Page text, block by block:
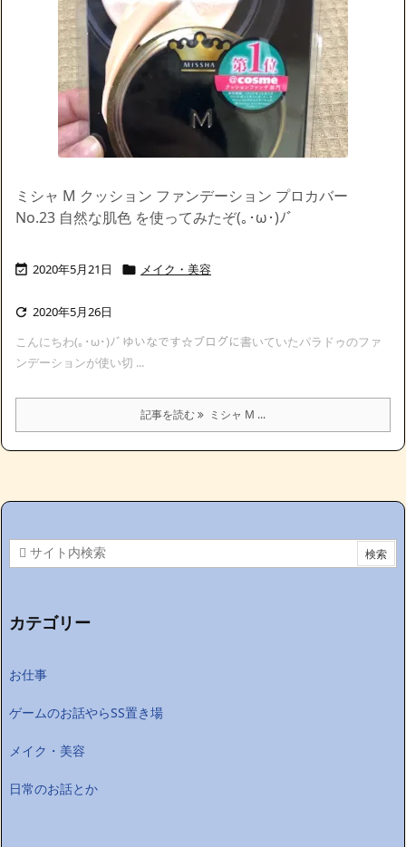
ミシャ M クッション ファンデーション プロカバー
No.23 自然な肌色 を使ってみたぞ(｡･ω･)ﾉﾞ
 2020年5月21日  メイク・美容
 2020年5月26日
こんにちわ(｡･ω･)ﾉﾞゆいなです☆ブログに書いていたパラドゥのファ
ンデーションが使い切 ...
記事を読む ミシャ M ...
カテゴリー
お仕事
ゲームのお話やらSS置き場
メイク・美容
日常のお話とか